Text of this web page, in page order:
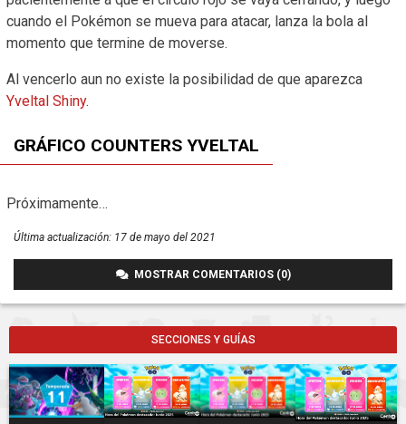
cuando el Pokémon se mueva para atacar, lanza la bola al
momento que termine de moverse.
Al vencerlo aun no existe la posibilidad de que aparezca
Yveltal Shiny.
GRÁFICO COUNTERS YVELTAL
Próximamente…
Última actualización: 17 de mayo del 2021
MOSTRAR COMENTARIOS (0)
SECCIONES Y GUÍAS